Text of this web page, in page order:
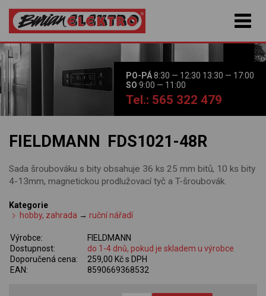
PO-PÁ8:30 — 12:30 13:30 — 17:00
SO 9:00 — 11:00
Tel.: 565 322 479
FIELDMANN FDS1021-48R
Sada šroubováku s bity obsahuje 36 ks 25 mm bitů, 10 ks bity
4-13mm, magnetickou prodlužovací tyč a T-šroubovák.
Kategorie
hobby, zahrada →ruční nářadí
Výrobce:
FIELDMANN
Dostupnost:
do 1-4 dnů, pokud je skladem u výrobce
Doporučená cena:
259,00 Kč s DPH
EAN:
8590669368532